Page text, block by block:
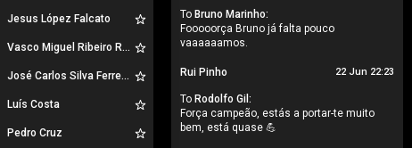
To Bruno Marinho:
Fooooorça Bruno já falta pouco
vaaaaaamos.
Rui Pinho 22 Jun 22:23
To Rodolfo Gil:
Força campeão, estás a portar-te muito
bem, está quase 💪
Jesus López Falcato
Vasco Miguel Ribeiro Rosa Reis Fortunato
José Carlos Silva Ferreira Seabra
Luís Costa
Pedro Cruz